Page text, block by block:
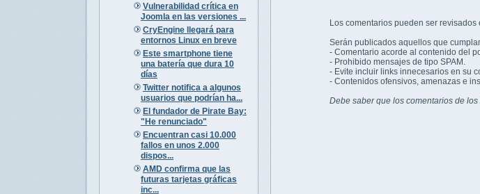
Vulnerabilidad crítica en
Joomla en las versiones ...
CryEngine llegará para
entornos Linux en breve
Este smartphone tiene
una batería que dura 10
días
Twitter notifica a algunos
usuarios que podrían ha...
El fundador de Pirate Bay:
"He renunciado"
Encuentran casi 10.000
fallos en unos 2.000
dispos...
AMD confirma que las
futuras tarjetas gráficas
inc...
Los comentarios pueden ser
Serán publicados aquellos que
- Comentario acorde al contenido del
- Prohibido mensajes de tipo SPAM.
- Evite incluir links innecesarios en su
- Contenidos ofensivos, amenazas e
Debe saber que los comentarios de